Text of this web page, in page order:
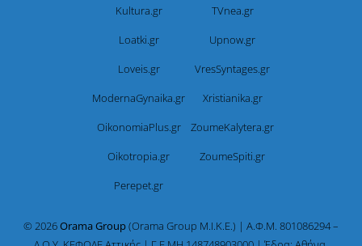
Kultura.gr
TVnea.gr
Loatki.gr
Upnow.gr
Loveis.gr
VresSyntages.gr
ModernaGynaika.gr
Xristianika.gr
OikonomiaPlus.gr
ZoumeKalytera.gr
Oikotropia.gr
ZoumeSpiti.gr
Perepet.gr
© 2026Orama Group(Orama Group Μ.Ι.Κ.Ε.) | Α.Φ.Μ. 801086294 –